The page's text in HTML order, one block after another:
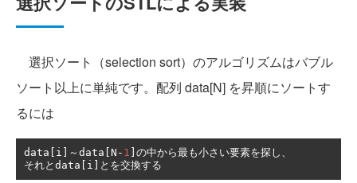
選択ソート（selection sort）のアルゴリズムはバブル
ソート以上に単純です。配列 data[N] を昇順にソートす
るには
data [ i ]～ data [N - 1 ]の中から最も小さい要素を探し、
それと data [ i ]とを交換する